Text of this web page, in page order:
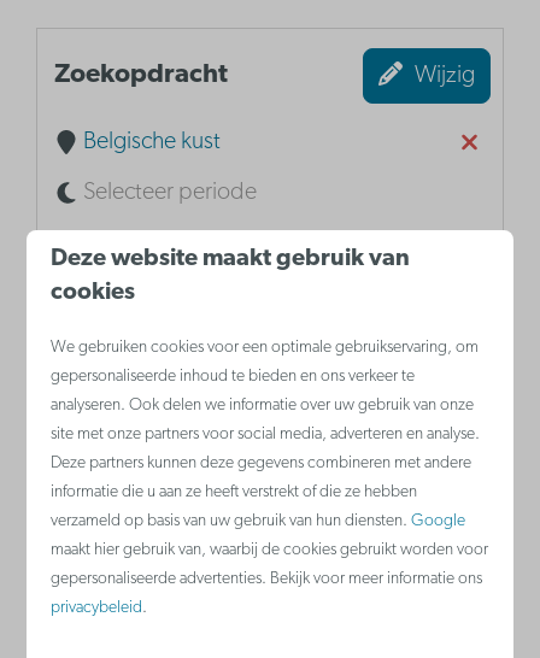
Zoekopdracht Wijzig
Belgische kust
Selecteer periode
Aantal personen
Filters Selecteer
Sorteren op: Populair
Resultaten (5 bestemmingen)
Deze website maakt gebruik van
cookies
We gebruiken cookies voor een optimale gebruikservaring, om
gepersonaliseerde inhoud te bieden en ons verkeer te
analyseren. Ook delen we informatie over uw gebruik van onze
site met onze partners voor social media, adverteren en analyse.
Deze partners kunnen deze gegevens combineren met andere
informatie die u aan ze heeft verstrekt of die ze hebben
verzameld op basis van uw gebruik van hun diensten.Google
maakt hier gebruik van, waarbij de cookies gebruikt worden voor
gepersonaliseerde advertenties. Bekijk voor meer informatie ons
privacybeleid.